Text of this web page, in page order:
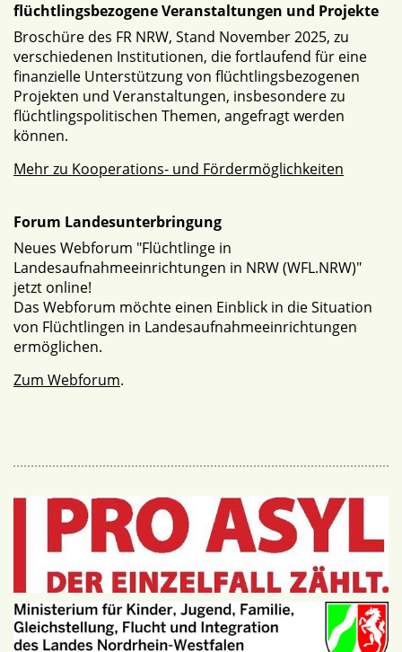
flüchtlingsbezogene Veranstaltungen und Projekte
Broschüre des FR NRW, Stand November 2025, zu
verschiedenen Institutionen, die fortlaufend für eine
finanzielle Unterstützung von flüchtlingsbezogenen
Projekten und Veranstaltungen, insbesondere zu
flüchtlingspolitischen Themen, angefragt werden
können.
Mehr zu Kooperations- und Fördermöglichkeiten
Forum Landesunterbringung
Neues Webforum "Flüchtlinge in
Landesaufnahmeeinrichtungen in NRW (WFL.NRW)"
jetzt online!
Das Webforum möchte einen Einblick in die Situation
von Flüchtlingen in Landesaufnahmeeinrichtungen
ermöglichen.
Zum Webforum.